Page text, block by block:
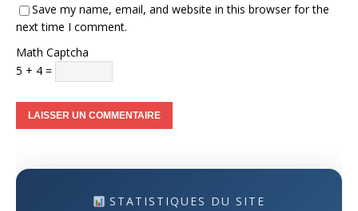
Save my name, email, and website in this browser for the
next time I comment.
Math Captcha
5 + 4 =
STATISTIQUES DU SITE